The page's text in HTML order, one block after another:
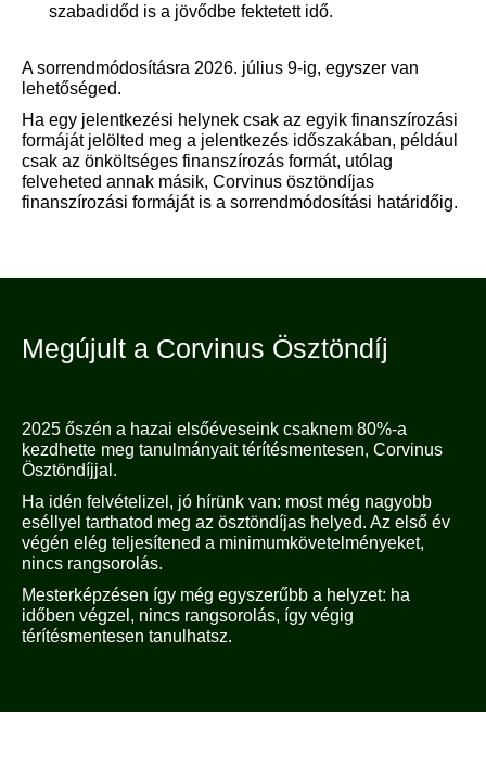
szabadidőd is a jövődbe fektetett idő.
A sorrendmódosításra 2026. július 9-ig, egyszer van
lehetőséged.
Ha egy jelentkezési helynek csak az egyik finanszírozási
formáját jelölted meg a jelentkezés időszakában, például
csak az önköltséges finanszírozás formát, utólag
felveheted annak másik, Corvinus ösztöndíjas
finanszírozási formáját is a sorrendmódosítási határidőig.
Megújult a Corvinus Ösztöndíj
2025 őszén a hazai elsőéveseink csaknem 80%-a
kezdhette meg tanulmányait térítésmentesen, Corvinus
Ösztöndíjjal.
Ha idén felvételizel, jó hírünk van: most még nagyobb
eséllyel tarthatod meg az ösztöndíjas helyed. Az első év
végén elég teljesítened a minimumkövetelményeket,
nincs rangsorolás.
Mesterképzésen így még egyszerűbb a helyzet: ha
időben végzel, nincs rangsorolás, így végig
térítésmentesen tanulhatsz.